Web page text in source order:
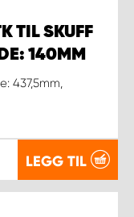
TIL SKUFF
140MM
437,5mm,
LEGG TIL